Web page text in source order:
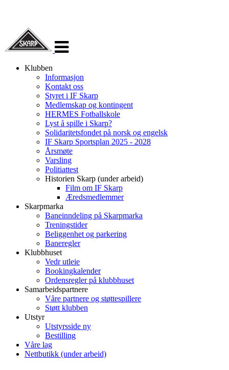
navigasjon
Klubben
Informasjon
Kontakt oss
Styret i IF Skarp
Medlemskap og kontingent
HERMES Fotballskole
Lyst å spille i Skarp?
Solidaritetsfondet på norsk og engelsk
IF Skarp Sportsplan 2025 - 2028
Årsmøte
Varsling
Politiattest
Historien Skarp (under arbeid)
Film om IF Skarp
Æredsmedlemmer
Skarpmarka
Baneinndeling på Skarpmarka
Treningstider
Beliggenhet og parkering
Baneregler
Klubbhuset
Vedr utleie
Bookingkalender
Ordensregler på klubbhuset
Samarbeidspartnere
Våre partnere og støttespillere
Støtt klubben
Utstyr
Utstyrsside ny
Bestilling
Våre lag
Nettbutikk (under arbeid)